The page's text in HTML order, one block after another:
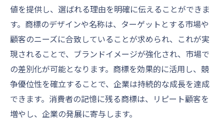
商標を通じて企業が得られる国際市場での優位
性
国際市場における商標の重要性
商標による国際的なブランド認知の向上
商標制度が提供する国際ビジネスの機会
国際市場での商標侵害リスク管理
商標を活用した国際展開の戦略
商標制度を通じた国際競争力の強化
値を提供し、選ばれる理由を明確に伝えることができま
す。商標のデザインや名称は、ターゲットとする市場や
顧客のニーズに合致していることが求められ、これが実
現されることで、ブランドイメージが強化され、市場で
の差別化が可能となります。商標を効果的に活用し、競
争優位性を確立することで、企業は持続的な成長を達成
できます。消費者の記憶に残る商標は、リピート顧客を
増やし、企業の発展に寄与します。